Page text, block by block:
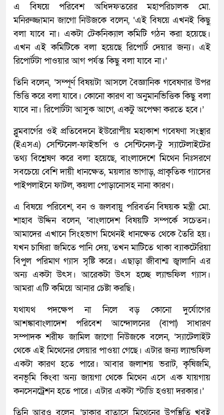
এ বিষয়ে পরিবেশ অধিদফতরের মহাপরিচালক মো.
মনিরুজ্জামান জাগো নিউজকে বলেন, ‘এই বিষয়ে এখনই কিছু
বলা যাবে না। একটা টেকনিক্যাল কমিটি গঠন করা হয়েছে।
এখন এই কমিটিকে বলা হয়েছে রিপোর্ট দেয়ার জন্য। এই
রিপোর্টটা পাওয়ার আগ পর্যন্ত কিছু বলা যাবে না।’
তিনি বলেন, ‘সম্পূর্ণ বিষয়টা আসলে বৈজ্ঞানিক গবেষণার উপর
ভিত্তি করে বলা যাবে। কোনো কারণ বা অনুমানভিত্তিক কিছু বলা
যাবে না। রিপোর্টটা আসুক আগে, একটু অপেক্ষা করতে হবে।’
ব্লুমবার্গের ওই প্রতিবেদনে ইউরোপীয় মহাকাশ গবেষণা সংস্থার
(ইএসএ) সেন্টিনেল-ফাইভপি ও সেন্টিনেল-টু স্যাটেলাইটের
তথ্য বিশ্লেষণ করে বলা হয়েছে, বাংলাদেশে মিথেন নিঃসরণে
সবচেয়ে বেশি দায়ী ধানক্ষেত, ময়লার ভাগাড়, প্রাকৃতিক গ্যাসের
পাইপলাইনে ফাটল, কয়লা পোড়ানোসহ নানা কারণ।
এ বিষয়ে পরিবেশ, বন ও জলবায়ু পরিবর্তন বিষয়ক মন্ত্রী মো.
শাহাব উদ্দিন বলেন, ‘বাংলাদেশ বিষয়টি সম্পর্কে সচেতন।
আমাদের এখানে সিংহভাগ মিথেনই ধানক্ষেত থেকে তৈরি হয়।
যখন চাষিরা জমিতে পানি দেয়, তখন মাটিতে থাকা ব্যাকটেরিয়া
বিপুল পরিমাণ গ্যাস সৃষ্টি করে। এছাড়া জীবাশ্ম জ্বালানি এর
অন্য একটা উৎস। আরেকটা উৎস হচ্ছে ল্যান্ডফিল গ্যাস।
আমরা এটি কমিয়ে আনার চেষ্টা করছি।
যথাযথ পদক্ষেপ না নিলে বড় কোনো দুর্যোগের
আশঙ্কাবাংলাদেশ পরিবেশ আন্দোলনের (বাপা) সাধারণ
সম্পাদক শরীফ জামিল জাগো নিউজকে বলেন, ‘স্যাটেলাইট
থেকে এই মিথেনের লেয়ার পাওয়া গেছে। এটার জন্য ল্যান্ডফিল
একটা কারণ হতে পারে। আবার জলাশয় ভরাট, কৃষিজমি,
বনভূমি কিংবা অন্য জায়গা থেকে মিথেন এসে এক যায়গায়
কনসেনট্রেশন হতে পারে। এটার একটা স্টাডি হওয়া দরকার।’
তিনি আরও বলেন, ‘ঢাকার বাতাসে মিথেনের উপস্থিতি খুবই